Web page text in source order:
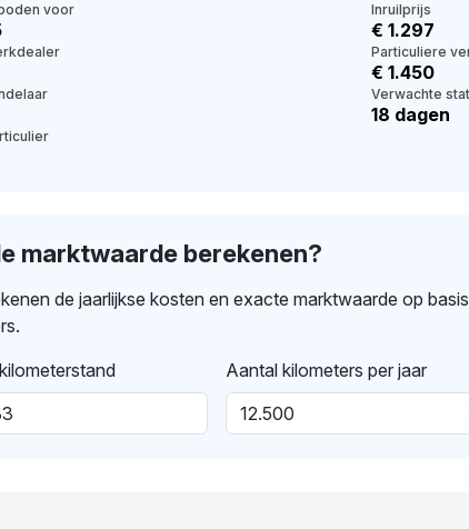
voor Inruilprijs
€ 1.297
Particuliere
€ 1.450
Verwachte
18 dagen
marktwaarde berekenen?
de jaarlijkse kosten en exacte marktwaarde op
Aantal kilometers per jaar